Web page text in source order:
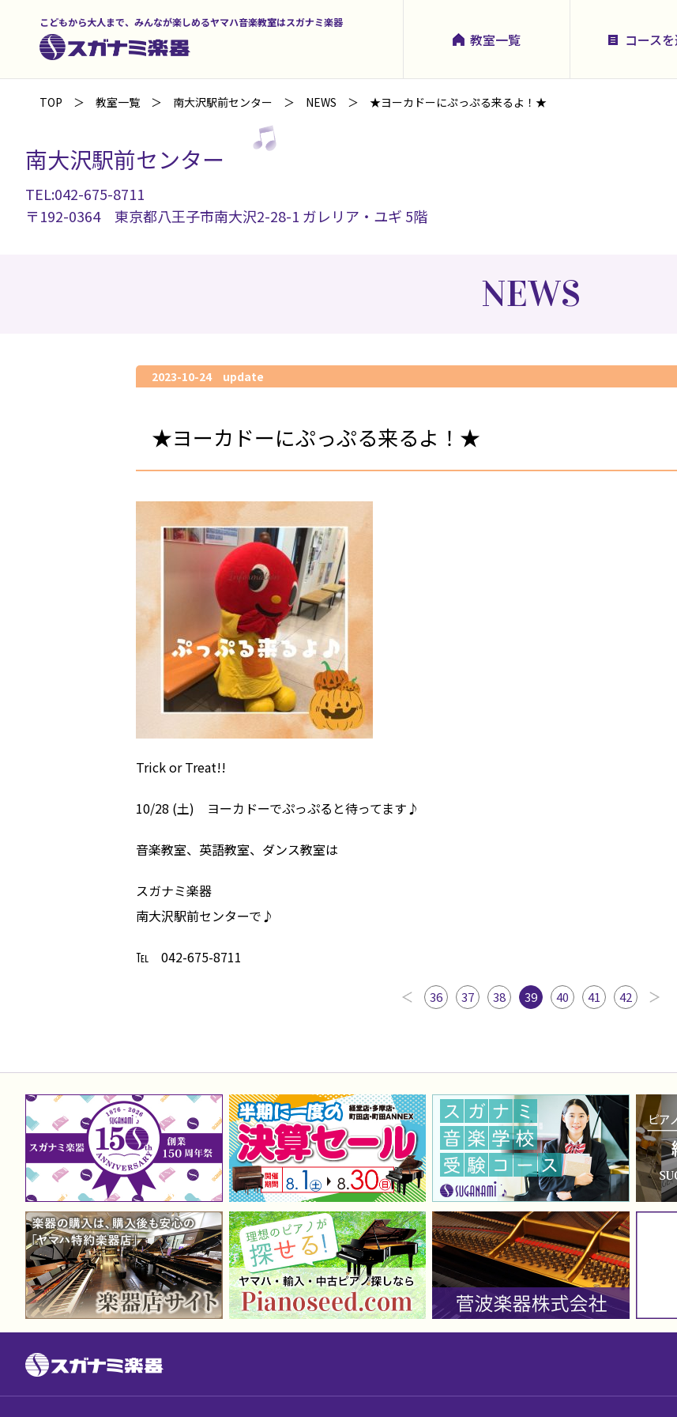
こどもから大人まで、みんなが楽しめるヤマハ音楽教室はスガナミ楽器
教室一覧 コース
TOP 教室一覧 南大沢駅前センター NEWS ★ヨーカドーにぷっぷる来るよ！★
南大沢駅前センター
TEL:042-675-8711
〒192-0364 東京都八王子市南大沢2-28-1 ガレリア・ユギ 5階
NEWS
2023-10-24 update
★ヨーカドーにぷっぷる来るよ！★
Trick or Treat!!
10/28 (土) ヨーカドーでぷっぷると待ってます♪
音楽教室、英語教室、ダンス教室は
スガナミ楽器
南大沢駅前センターで♪
℡ 042-675-8711
36 37 38 39 40 41 42